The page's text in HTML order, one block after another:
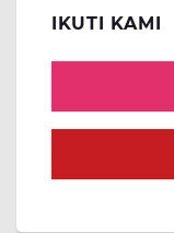
IKUTI KAMI